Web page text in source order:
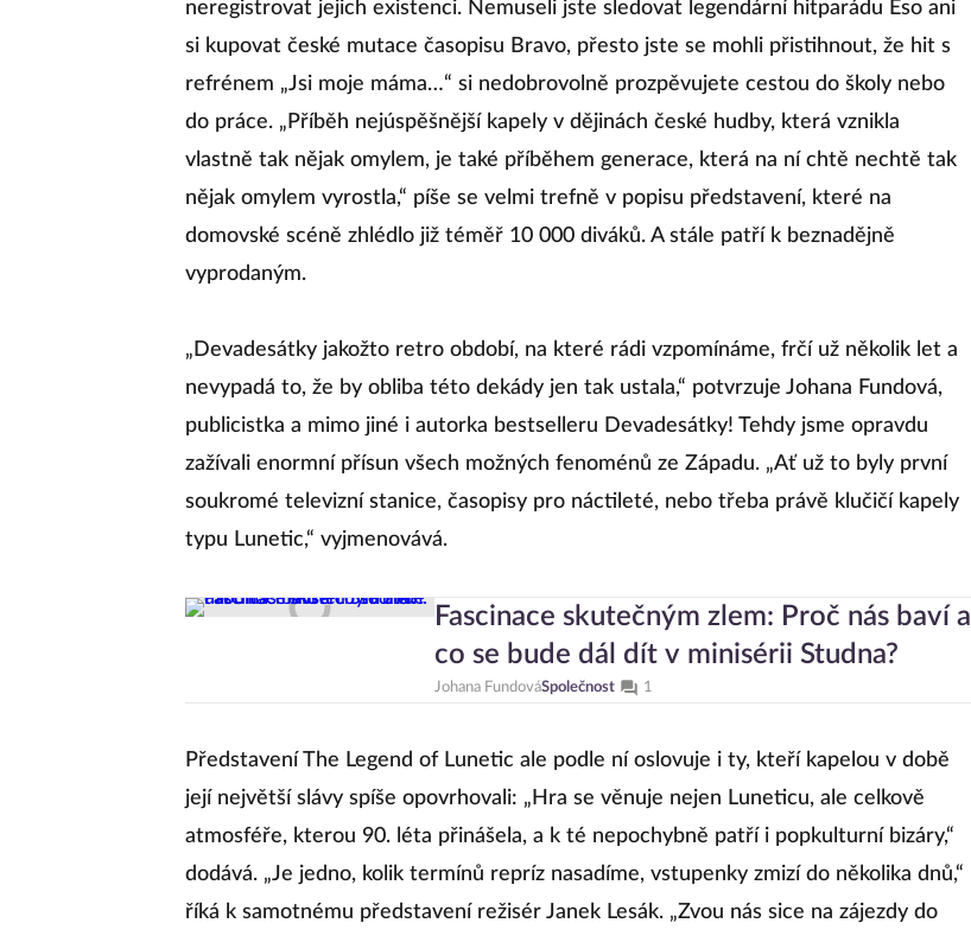
neregistrovat jejich existenci. Nemuseli jste sledovat legendární hitparádu Eso ani
si kupovat české mutace časopisu Bravo, přesto jste se mohli přistihnout, že hit s
refrénem „Jsi moje máma…“ si nedobrovolně prozpěvujete cestou do školy nebo
do práce. „Příběh nejúspěšnější kapely v dějinách české hudby, která vznikla
vlastně tak nějak omylem, je také příběhem generace, která na ní chtě nechtě tak
nějak omylem vyrostla,“ píše se velmi trefně v popisu představení, které na
domovské scéně zhlédlo již téměř 10 000 diváků. A stále patří k beznadějně
vyprodaným.
„Devadesátky jakožto retro období, na které rádi vzpomínáme, frčí už několik let a
nevypadá to, že by obliba této dekády jen tak ustala,“ potvrzuje Johana Fundová,
publicistka a mimo jiné i autorka bestselleru Devadesátky! Tehdy jsme opravdu
zažívali enormní přísun všech možných fenoménů ze Západu. „Ať už to byly první
soukromé televizní stanice, časopisy pro náctileté, nebo třeba právě klučičí kapely
typu Lunetic,“ vyjmenovává.
Fascinace skutečným zlem: Proč nás baví a
co se bude dál dít v minisérii Studna?
Johana FundováSpolečnost 1
Představení The Legend of Lunetic ale podle ní oslovuje i ty, kteří kapelou v době
její největší slávy spíše opovrhovali: „Hra se věnuje nejen Luneticu, ale celkově
atmosféře, kterou 90. léta přinášela, a k té nepochybně patří i popkulturní bizáry,“
dodává. „Je jedno, kolik termínů repríz nasadíme, vstupenky zmizí do několika dnů,“
říká k samotnému představení režisér Janek Lesák. „Zvou nás sice na zájezdy do